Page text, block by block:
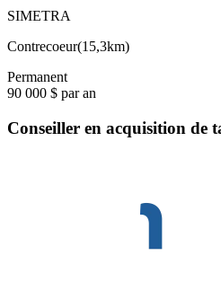
SIMETRA
Contrecoeur(15,3km)
Permanent
90 000 $ par an
Conseiller en acquisition de